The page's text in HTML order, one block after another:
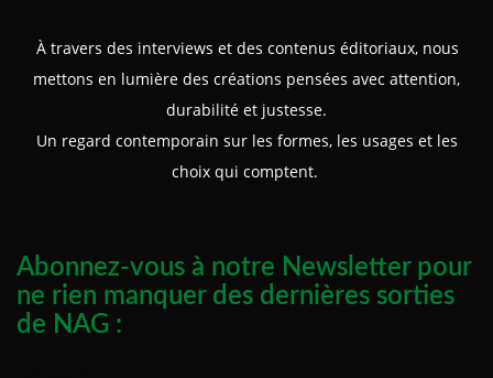
À travers des interviews et des contenus éditoriaux, nous
mettons en lumière des créations pensées avec attention,
durabilité et justesse.
Un regard contemporain sur les formes, les usages et les
choix qui comptent.
Abonnez-vous à notre Newsletter pour
ne rien manquer des dernières sorties
de NAG :